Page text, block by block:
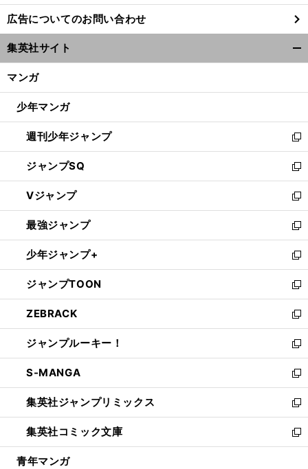
し
い
ウ
ィ
ン
ウ
開
く
広告についてのお問い合わせ
集英社サイト
マンガ
少年マンガ
週刊少年ジャンプ
新
し
い
ウ
ィ
ン
ド
ウ
で
開
く
ジャンプSQ
新
し
い
ウ
ィ
ン
ド
ウ
で
開
く
Vジャンプ
新
し
い
ウ
ィ
ン
ド
ウ
で
開
く
最強ジャンプ
新
し
い
ウ
ィ
ン
ド
ウ
で
開
く
少年ジャンプ+
新
し
い
ウ
ィ
ン
ド
ウ
で
開
く
ジャンプTOON
新
し
い
ウ
ィ
ン
ド
ウ
で
開
く
ZEBRACK
新
し
い
ウ
ィ
ン
ド
ウ
で
開
ジャンプルーキー！
新
し
い
ウ
ィ
ン
ド
ウ
S-MANGA
新
し
い
ウ
ィ
ン
集英社ジャンプリミックス
新
し
い
ウ
集英社コミック文庫
新
し
青年マンガ